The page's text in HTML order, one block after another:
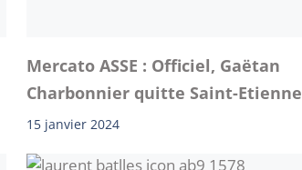
Mercato ASSE : Officiel, Gaëtan
Charbonnier quitte Saint-Etienne
15 janvier 2024